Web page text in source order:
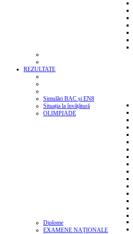
REZULTATE
Simulări BAC și EN8
Situația la învățătură
OLIMPIADE
Diplome
EXAMENE NAŢIONALE